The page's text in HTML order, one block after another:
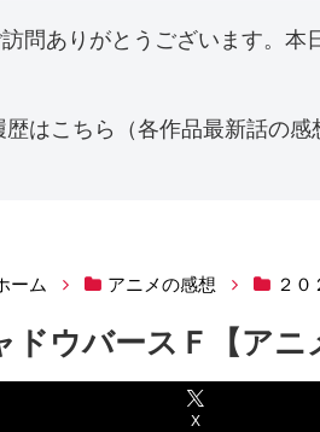
問ありがとうございます。本
はこちら（各作品最新話の感
ーム アニメの感想 ２０
ドウバースＦ【アニ
X